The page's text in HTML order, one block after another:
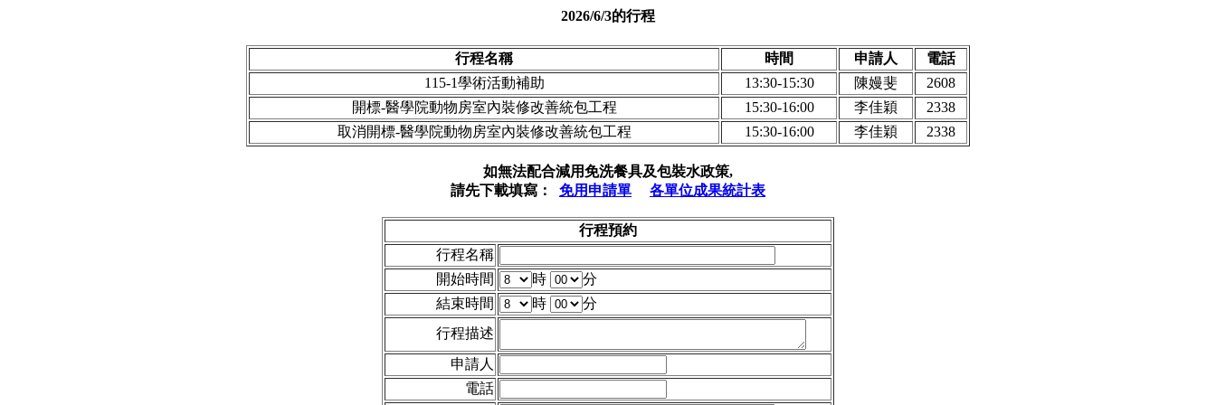
2026/6/3的行程
行程名稱 時間 申請人
電話
115-1學術活動補助
13:30-15:30 陳嫚斐
2608
開標-醫學院動物房室內裝修改善統包工程
15:30-16:00 李佳穎
2338
取消開標-醫學院動物房室內裝修改善統包工程
15:30-16:00 李佳穎 2338
如無法配合減用免洗餐具及包裝水政策,
請先下載填寫： 免用申請單 各單位成果統計表
行程預約
行程名稱
開始時間
時
分
結束時間
時
分
行程描述
申請人
電話